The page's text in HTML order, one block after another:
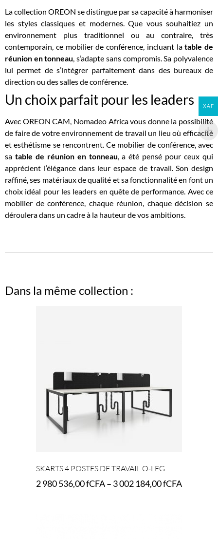
La collection OREON se distingue par sa capacité à harmoniser
les styles classiques et modernes. Que vous souhaitiez un
environnement plus traditionnel ou au contraire, très
contemporain, ce mobilier de conférence, incluant latable de
réunion en tonneau , s’adapte sans compromis. Sa polyvalence
lui permet de s’intégrer parfaitement dans des bureaux de
direction ou des salles de conférence.
Un choix parfait pour les leaders
Avec OREON CAM, Nomadeo Africa vous donne la possibilité
de faire de votre environnement de travail un lieu où efficacité
et esthétisme se rencontrent. Ce mobilier de conférence, avec
sa table de réunion en tonneau , a été pensé pour ceux qui
apprécient l’élégance dans leur espace de travail. Son design
raffiné, ses matériaux de qualité et sa fonctionnalité en font un
choix idéal pour les leaders en quête de performance. Avec ce
mobilier de conférence, chaque réunion, chaque décision se
déroulera dans un cadre à la hauteur de vos ambitions.
Dans la même collection :
SKARTS 4 POSTES DE TRAVAIL O-LEG
2 980 536,00fCFA– 3 002 184,00fCFA
XAF